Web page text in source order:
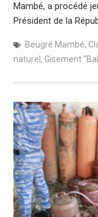
Mambé, a procédé
Président de la
Beugré Mambé,
naturel , Gisement